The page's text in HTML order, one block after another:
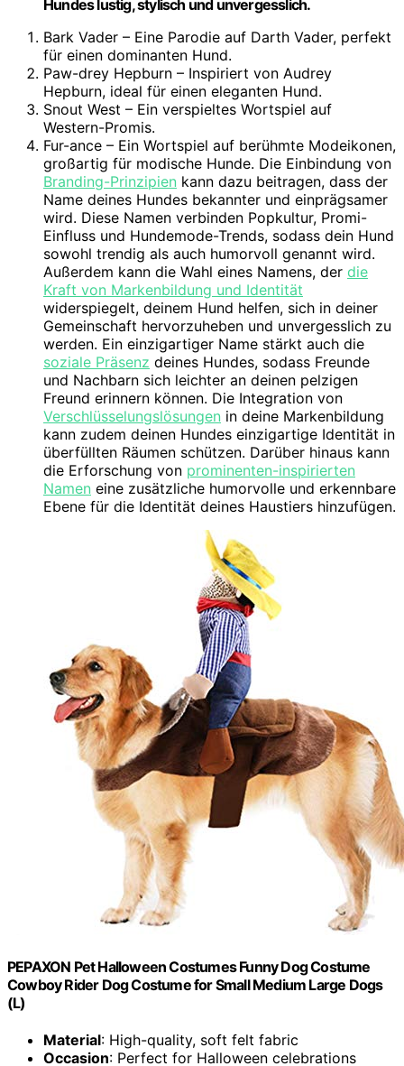
Hundes lustig, stylisch und unvergesslich.
Bark Vader – Eine Parodie auf Darth Vader, perfekt
für einen dominanten Hund.
Paw-drey Hepburn – Inspiriert von Audrey
Hepburn, ideal für einen eleganten Hund.
Snout West – Ein verspieltes Wortspiel auf
Western-Promis.
Fur-ance – Ein Wortspiel auf berühmte Modeikonen,
großartig für modische Hunde. Die Einbindung von
Branding-Prinzipien kann dazu beitragen, dass der
Name deines Hundes bekannter und einprägsamer
wird. Diese Namen verbinden Popkultur, Promi-
Einfluss und Hundemode-Trends, sodass dein Hund
sowohl trendig als auch humorvoll genannt wird.
Außerdem kann die Wahl eines Namens, der die
Kraft von Markenbildung und Identität
widerspiegelt, deinem Hund helfen, sich in deiner
Gemeinschaft hervorzuheben und unvergesslich zu
werden. Ein einzigartiger Name stärkt auch die
soziale Präsenz deines Hundes, sodass Freunde
und Nachbarn sich leichter an deinen pelzigen
Freund erinnern können. Die Integration von
Verschlüsselungslösungen in deine Markenbildung
kann zudem deinen Hundes einzigartige Identität in
überfüllten Räumen schützen. Darüber hinaus kann
die Erforschung von prominenten-inspirierten
Namen eine zusätzliche humorvolle und erkennbare
Ebene für die Identität deines Haustiers hinzufügen.
PEPAXON Pet Halloween Costumes Funny Dog Costume
Cowboy Rider Dog Costume for Small Medium Large Dogs
(L)
Material: High-quality, soft felt fabric
Occasion: Perfect for Halloween celebrations